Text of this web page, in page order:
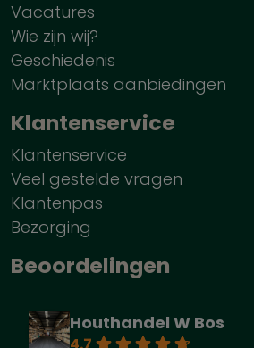
Vacatures
Wie zijn wij?
Geschiedenis
Marktplaats aanbiedingen
Klantenservice
Klantenservice
Veel gestelde vragen
Klantenpas
Bezorging
Beoordelingen
Houthandel W Bos
4.7